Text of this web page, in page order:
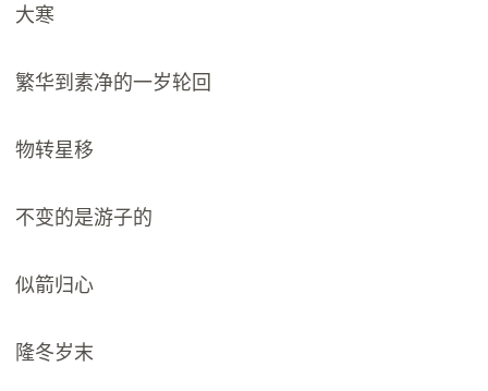
大寒
繁华到素净的一岁轮回
物转星移
不变的是游子的
似箭归心
隆冬岁末